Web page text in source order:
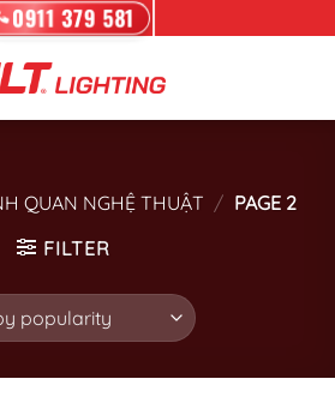
0911 379 581
QUAN NGHỆ THUẬT / PAGE 2
FILTER